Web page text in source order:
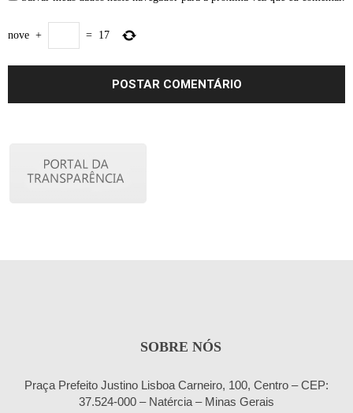
nove + = 17
SOBRE NÓS
Praça Prefeito Justino Lisboa Carneiro, 100, Centro – CEP:
37.524-000 – Natércia – Minas Gerais